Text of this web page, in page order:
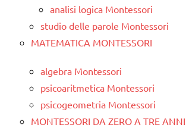
analisi logica Montessori
studio delle parole Montessori
MATEMATICA MONTESSORI
algebra Montessori
psicoaritmetica Montessori
psicogeometria Montessori
MONTESSORI DA ZERO A TRE ANNI